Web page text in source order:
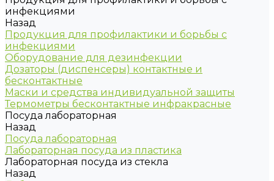
инфекциями
Назад
Продукция для профилактики и борьбы с
инфекциями
Оборудование для дезинфекции
Дозаторы (диспенсеры) контактные и
бесконтактные
Маски и средства индивидуальной защиты
Термометры бесконтактные инфракрасные
Посуда лабораторная
Назад
Посуда лабораторная
Лабораторная посуда из пластика
Лабораторная посуда из стекла
Назад